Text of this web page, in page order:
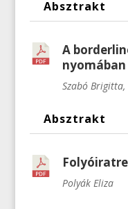
Absztrakt
A
nyomában
Szabó
Absztrakt
Polyák Eliza